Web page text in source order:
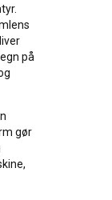
på
gør